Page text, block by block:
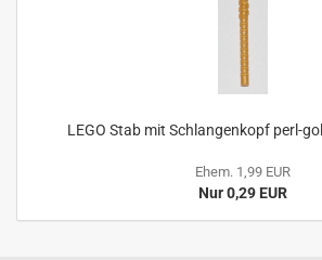
LEGO Stab mit Schlangenkopf perl-
Ehem. 1,99 EUR
Nur 0,29 EUR